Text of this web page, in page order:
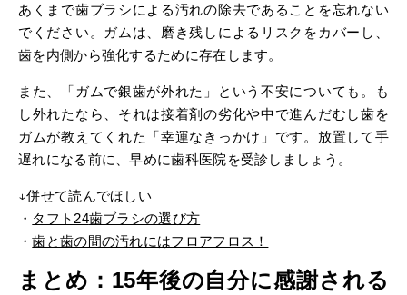
あくまで歯ブラシによる汚れの除去であることを忘れない
でください。ガムは、磨き残しによるリスクをカバーし、
歯を内側から強化するために存在します。
また、「ガムで銀歯が外れた」という不安についても。も
し外れたなら、それは接着剤の劣化や中で進んだむし歯を
ガムが教えてくれた「幸運なきっかけ」です。放置して手
遅れになる前に、早めに歯科医院を受診しましょう。
↓併せて読んでほしい
・ タフト24歯ブラシの選び方
・歯と歯の間の汚れにはフロアフロス！
まとめ： 15年後の自分に感謝される